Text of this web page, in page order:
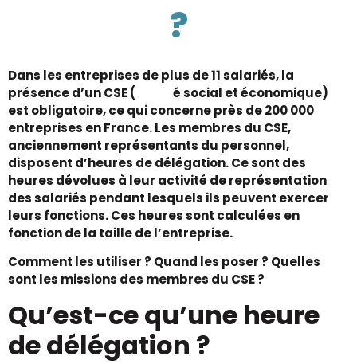
?
Dans les entreprises de plus de 11 salariés, la
présence d’un CSE (
é social et économique)
est obligatoire, ce qui concerne près de 200 000
entreprises en France. Les membres du CSE,
anciennement représentants du personnel,
disposent d’heures de délégation. Ce sont des
heures dévolues à leur activité de représentation
des salariés pendant lesquels ils peuvent exercer
leurs fonctions. Ces heures sont calculées en
fonction de la taille de l’entreprise.
Comment les utiliser ? Quand les poser ? Quelles
sont les missions des membres du CSE ?
Qu’est-ce qu’une heure
de délégation ?